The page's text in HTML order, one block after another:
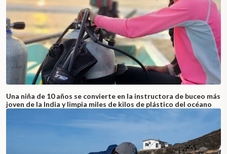
Una niña de 10 años se convierte en la instructora de buceo más
joven de la India y limpia miles de kilos de plástico del océano